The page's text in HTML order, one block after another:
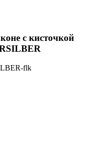
с кисточкой
flk